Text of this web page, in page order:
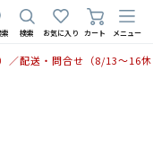
検索 お気に入り カート メニュー
／配送・問合せ（8/13〜16休